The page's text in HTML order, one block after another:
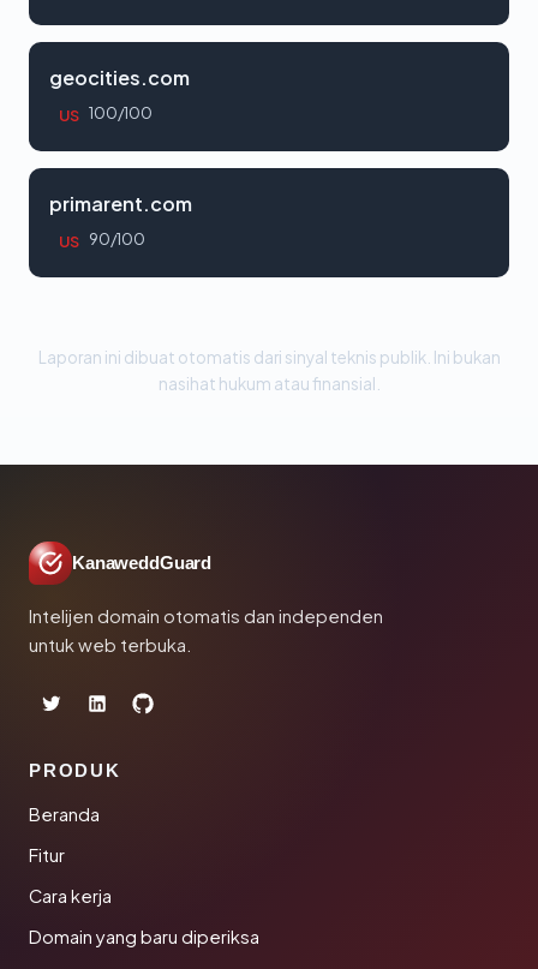
geocities.com
US 100/100
primarent.com
US 90/100
Laporan ini dibuat otomatis dari sinyal teknis publik. Ini bukan
nasihat hukum atau finansial.
KanaweddGuard
Intelijen domain otomatis dan independen
untuk web terbuka.
PRODUK
Beranda
Fitur
Cara kerja
Domain yang baru diperiksa